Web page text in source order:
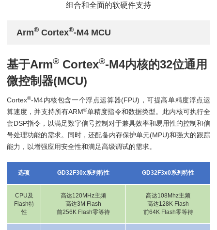
组合和全面的软硬件支持
Arm® Cortex®-M4 MCU
基于Arm® Cortex®-M4内核的32位通用
微控制器(MCU)
Cortex®-M4内核包含一个浮点运算器(FPU)，可提高单精度浮点运
算速度，并支持所有ARM®单精度指令和数据类型。此内核可执行全
套DSP指令，以满足数字信号控制对于兼具效率和易用性的控制和信
号处理功能的需求。同时，还配备内存保护单元(MPU)和强大的跟踪
能力，以增强应用安全性和满足高级调试的需求。
选项 GD32F30x系列特性 GD32F3x0系列特性
CPU及
Flash特
性
高达120MHz主频
高达3M Flash
前256K Flash零等待
高达108Mhz主频
高达128K Flash
前64K Flash零等待